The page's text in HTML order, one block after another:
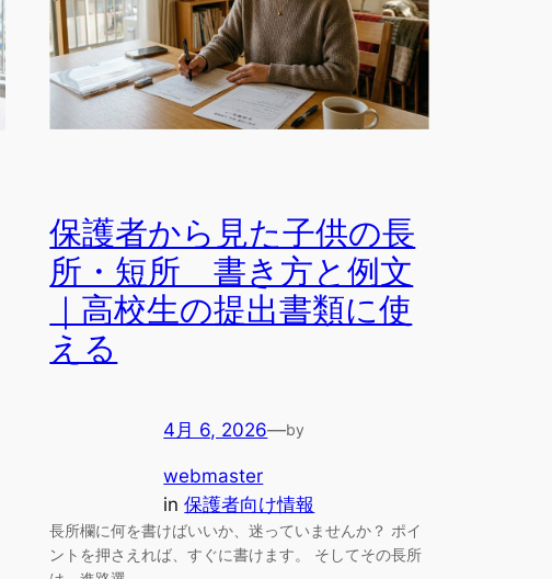
保護者から見た子供の長
所・短所 書き方と例文
｜高校生の提出書類に使
える
4月 6, 2026—by
webmaster
in保護者向け情報
長所欄に何を書けばいいか、迷っていませんか？ ポイ
ントを押さえれば、すぐに書けます。 そしてその長所